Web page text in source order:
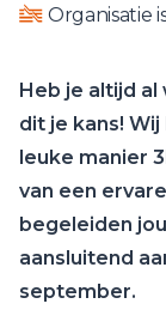
Organisatie
Heb je altijd
dit je kans!
leuke manier
van een
begeleiden
aansluitend
september.